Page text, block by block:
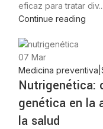
eficaz para tratar div...
Continue reading
07Mar
Medicina
Nutrigenética:
genética en la
la salud